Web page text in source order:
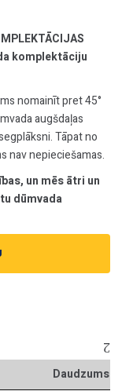
komplektāciju
nomainīt pret 45°
augšdaļas
Tāpat no
nav nepieciešamas.
un mēs ātri un
dūmvada
Daudzums